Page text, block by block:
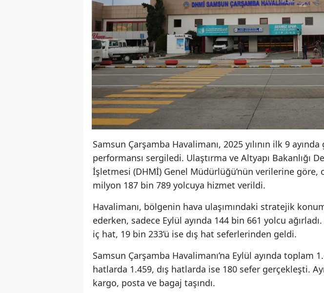
Samsun Çarşamba Havalimanı, 2025 yılının ilk 9
performansı sergiledi. Ulaştırma ve Altyapı Bakanlığı
İşletmesi (DHMİ) Genel Müdürlüğü’nün verilerine göre,
milyon 187 bin 789 yolcuya hizmet verildi.
Havalimanı, bölgenin hava ulaşımındaki stratejik
ederken, sadece Eylül ayında 144 bin 661 yolcu
iç hat, 19 bin 233’ü ise dış hat seferlerinden geldi.
Samsun Çarşamba Havalimanı’na Eylül ayında toplam
hatlarda 1.459, dış hatlarda ise 180 sefer gerçekleşti.
kargo, posta ve bagaj taşındı.